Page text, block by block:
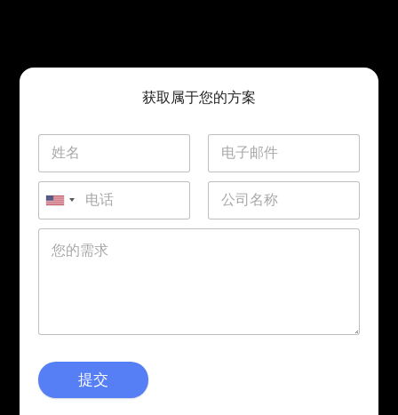
获取属于您的方案
提交